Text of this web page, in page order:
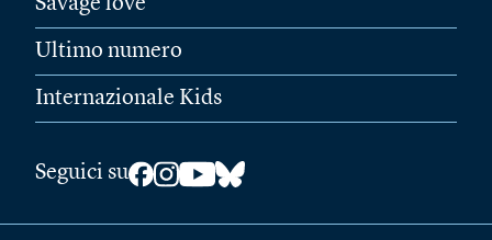
Savage love
Ultimo numero
Internazionale Kids
Seguici su